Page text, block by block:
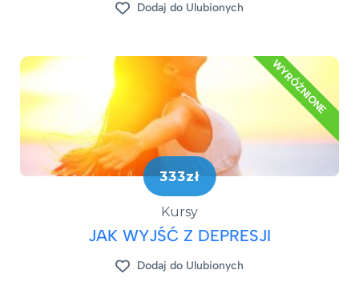
Dodaj do Ulubionych
WYRÓŻNIONE
333zł
Kursy
JAK WYJŚĆ Z DEPRESJI​
Dodaj do Ulubionych